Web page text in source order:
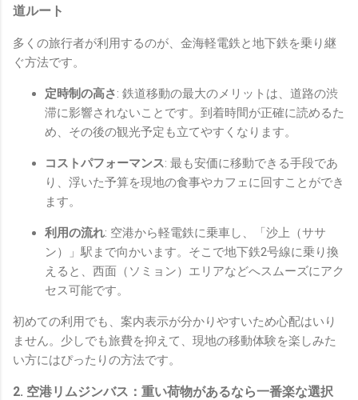
道ルート
多くの旅行者が利用するのが、金海軽電鉄と地下鉄を乗り継
ぐ方法です。
定時制の高さ: 鉄道移動の最大のメリットは、道路の渋
滞に影響されないことです。到着時間が正確に読めるた
め、その後の観光予定も立てやすくなります。
コストパフォーマンス: 最も安価に移動できる手段であ
り、浮いた予算を現地の食事やカフェに回すことができ
ます。
利用の流れ: 空港から軽電鉄に乗車し、「沙上（ササ
ン）」駅まで向かいます。そこで地下鉄2号線に乗り換
えると、西面（ソミョン）エリアなどへスムーズにアク
セス可能です。
初めての利用でも、案内表示が分かりやすいため心配はいり
ません。少しでも旅費を抑えて、現地の移動体験を楽しみた
い方にはぴったりの方法です。
2. 空港リムジンバス：重い荷物があるなら一番楽な選択